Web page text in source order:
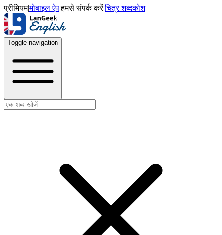
प्रीमियम|मोबाइल ऐप|हमसे संपर्क करें|चित्र शब्दकोश
Toggle navigation